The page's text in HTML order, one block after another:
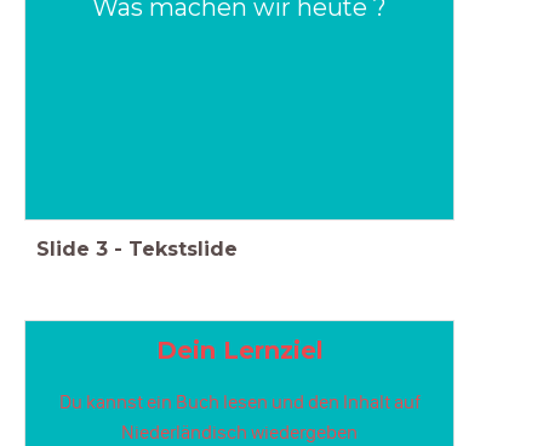
Was machen wir heute ?
Slide 3 - Tekstslide
Dein Lernziel
Du kannst ein Buch lesen und den Inhalt auf
Niederländisch wiedergeben